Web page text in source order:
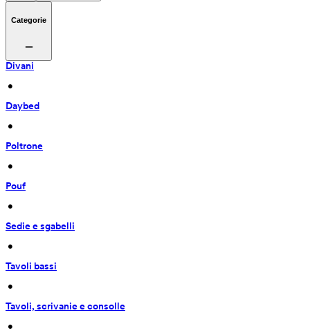
Categorie
Divani
•
Daybed
•
Poltrone
•
Pouf
•
Sedie e sgabelli
•
Tavoli bassi
•
Tavoli, scrivanie e consolle
•